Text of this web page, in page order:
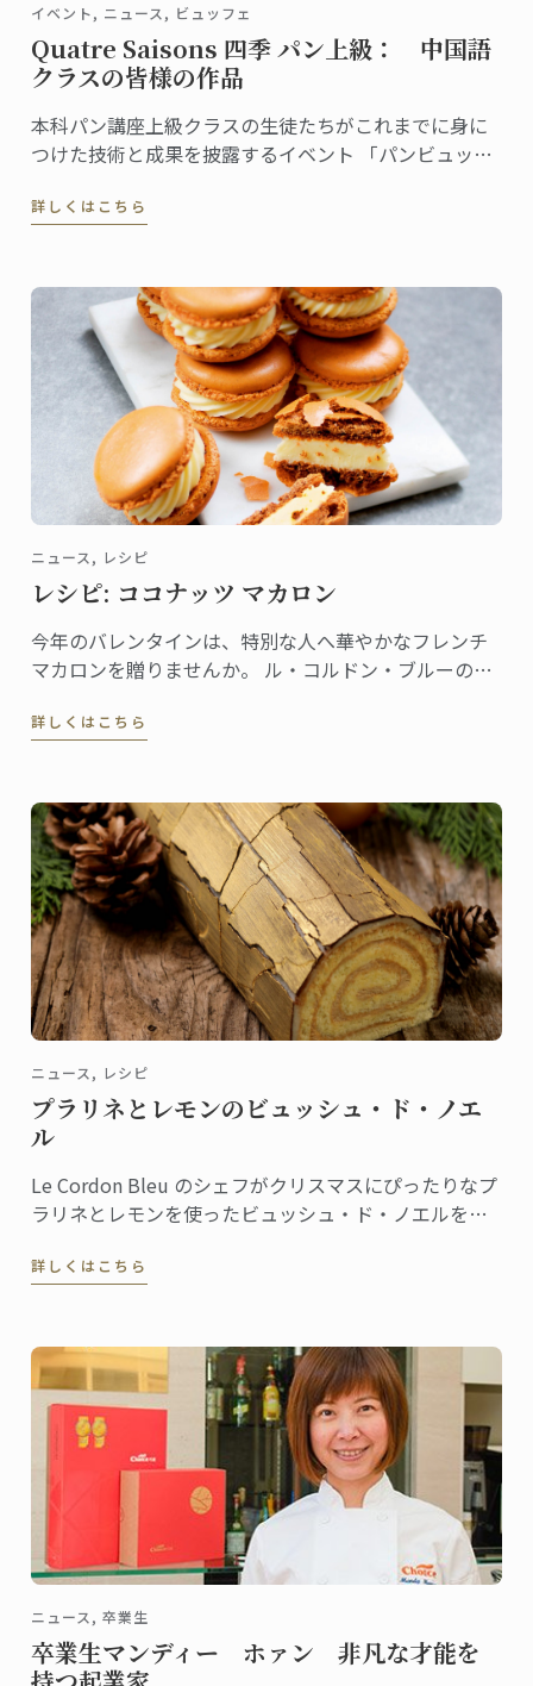
イベント, ニュース, ビュッフェ
Quatre Saisons 四季 パン上級： 中国語
クラスの皆様の作品
本科パン講座上級クラスの生徒たちがこれまでに身に
つけた技術と成果を披露するイベント 「パンビュッフ
サイズのパンをプレゼンテーション。
詳しくはこちら
ニュース, レシピ
レシピ: ココナッツ マカロン
今年のバレンタインは、特別な人へ華やかなフレンチ
マカロンを贈りませんか。 ル・コルドン・ブルーの書
ツ マカロンのレシピをご紹介しましょう。
詳しくはこちら
ニュース, レシピ
プラリネとレモンのビュッシュ・ド・ノエ
ル
Le Cordon Bleu のシェフがクリスマスにぴったりなプ
ラリネとレモンを使ったビュッシュ・ド・ノエルをご
詳しくはこちら
ニュース, 卒業生
卒業生マンディー ホァン 非凡な才能を